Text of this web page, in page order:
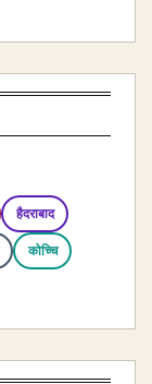
हैदराबाद
कोच्चि